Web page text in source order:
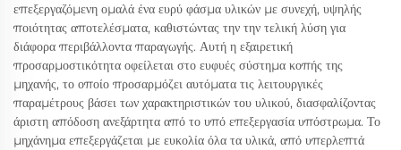
επεξεργαζόμενη ομαλά ένα ευρύ φάσμα υλικών με συνεχή, υψηλής
ποιότητας αποτελέσματα, καθιστώντας την την τελική λύση για
διάφορα περιβάλλοντα παραγωγής. Αυτή η εξαιρετική
προσαρμοστικότητα οφείλεται στο ευφυές σύστημα κοπής της
μηχανής, το οποίο προσαρμόζει αυτόματα τις λειτουργικές
παραμέτρους βάσει των χαρακτηριστικών του υλικού, διασφαλίζοντας
άριστη απόδοση ανεξάρτητα από το υπό επεξεργασία υπόστρωμα. Το
μηχάνημα επεξεργάζεται με ευκολία όλα τα υλικά, από υπερλεπτά